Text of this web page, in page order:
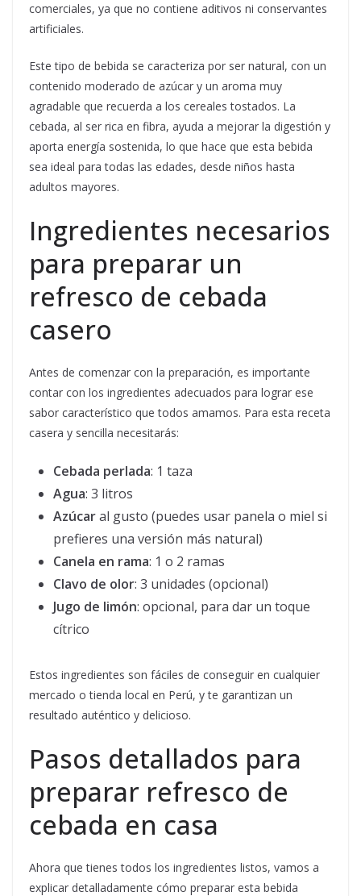
comerciales, ya que no contiene aditivos ni conservantes
artificiales.
Este tipo de bebida se caracteriza por ser natural, con un
contenido moderado de azúcar y un aroma muy
agradable que recuerda a los cereales tostados. La
cebada, al ser rica en fibra, ayuda a mejorar la digestión y
aporta energía sostenida, lo que hace que esta bebida
sea ideal para todas las edades, desde niños hasta
adultos mayores.
Ingredientes necesarios
para preparar un
refresco de cebada
casero
Antes de comenzar con la preparación, es importante
contar con los ingredientes adecuados para lograr ese
sabor característico que todos amamos. Para esta receta
casera y sencilla necesitarás:
Cebada perlada: 1 taza
Agua: 3 litros
Azúcaral gusto (puedes usar panela o miel si
prefieres una versión más natural)
Canela en rama: 1 o 2 ramas
Clavo de olor: 3 unidades (opcional)
Jugo de limón: opcional, para dar un toque
cítrico
Estos ingredientes son fáciles de conseguir en cualquier
mercado o tienda local en Perú, y te garantizan un
resultado auténtico y delicioso.
Pasos detallados para
preparar refresco de
cebada en casa
Ahora que tienes todos los ingredientes listos, vamos a
explicar detalladamente cómo preparar esta bebida